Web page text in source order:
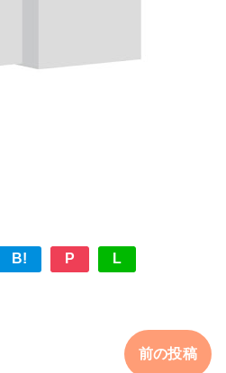
B! P L
前の投稿